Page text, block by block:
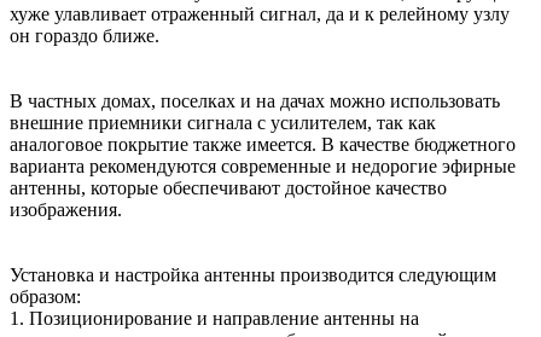
хуже улавливает отраженный сигнал, да и к релейному узлу
он гораздо ближе.
В частных домах, поселках и на дачах можно использовать
внешние приемники сигнала с усилителем, так как
аналоговое покрытие также имеется. В качестве бюджетного
варианта рекомендуются современные и недорогие эфирные
антенны, которые обеспечивают достойное качество
изображения.
Установка и настройка антенны производится следующим
образом:
1. Позиционирование и направление антенны на